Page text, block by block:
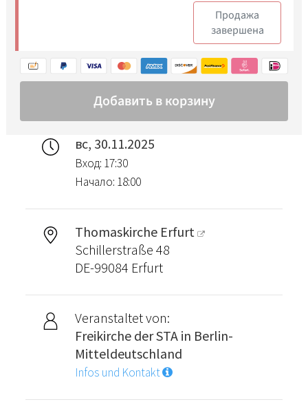
вс, 30.11.2025
Вход: 17:30
Начало: 18:00
Thomaskirche Erfurt
Schillerstraße 48
DE-99084 Erfurt
Veranstaltet von:
Freikirche der STA in Berlin-
Mitteldeutschland
Infos und Kontakt